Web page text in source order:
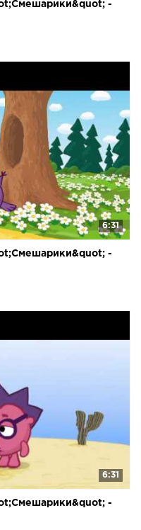
-
6:31
-
6:31
-